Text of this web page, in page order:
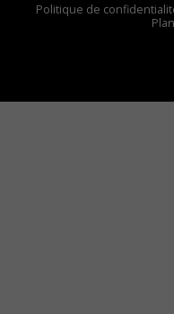
Politique de